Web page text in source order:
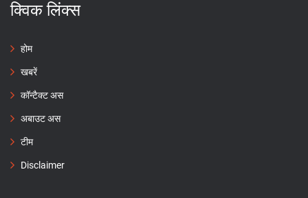
क्विक लिंक्स
होम
खबरें
कॉन्टैक्ट अस
अबाउट अस
टीम
Disclaimer